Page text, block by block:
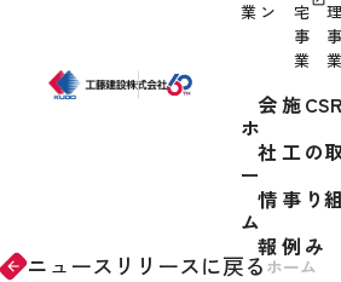
業 ン
宅
事
業
理
事
業
ホ
ー
ム
会
社
情
報
施
工
事
例
CSR
の
り組
み
arrow_forward ニュースリリースに戻るホーム